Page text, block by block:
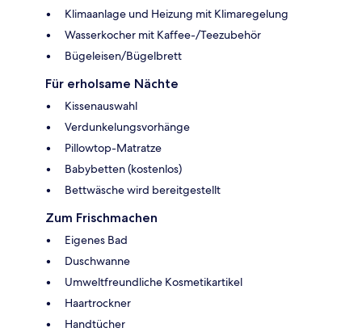
Klimaanlage und Heizung mit Klimaregelung
Wasserkocher mit Kaffee-/Teezubehör
Bügeleisen/Bügelbrett
Für erholsame Nächte
Kissenauswahl
Verdunkelungsvorhänge
Pillowtop-Matratze
Babybetten (kostenlos)
Bettwäsche wird bereitgestellt
Zum Frischmachen
Eigenes Bad
Duschwanne
Umweltfreundliche Kosmetikartikel
Haartrockner
Handtücher